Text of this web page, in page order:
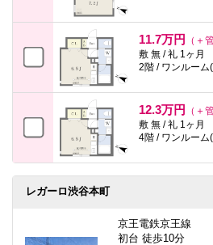
11.7万円
（＋
敷 無 / 礼 1ヶ月
2階 / ワンルーム
12.3万円
（＋
敷 無 / 礼 1ヶ月
4階 / ワンルーム
レガーロ渋谷本町
京王電鉄京王線
初台 徒歩10分